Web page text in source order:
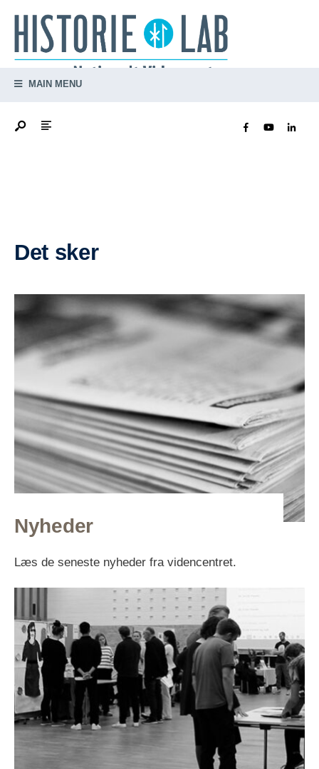
MAIN MENU
Det sker
Nyheder
Læs de seneste nyheder fra videncentret.